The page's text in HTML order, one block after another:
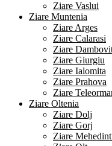
Ziare Vaslui
Ziare Muntenia
Ziare Arges
Ziare Calarasi
Ziare
Ziare Giurgiu
Ziare Ialomita
Ziare Prahova
Ziare
Ziare Oltenia
Ziare Dolj
Ziare Gorj
Ziare